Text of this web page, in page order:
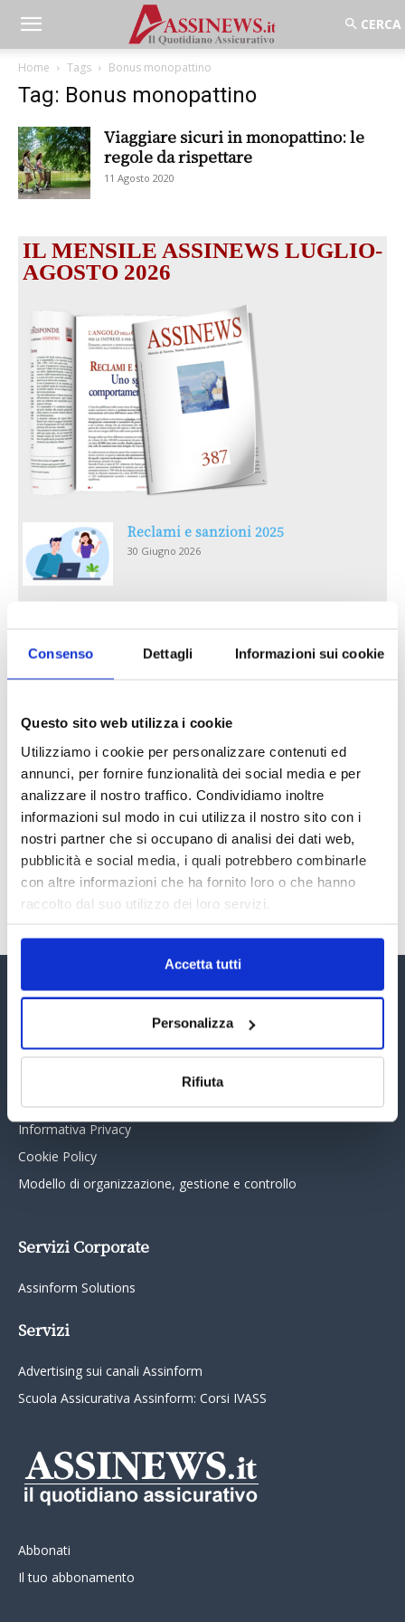
Consenso Dettagli Informazioni sui cookie
Questo sito web utilizza i cookie
Utilizziamo i cookie per personalizzare contenuti ed
annunci, per fornire funzionalità dei social media e per
analizzare il nostro traffico. Condividiamo inoltre
informazioni sul modo in cui utilizza il nostro sito con i
nostri partner che si occupano di analisi dei dati web,
pubblicità e social media, i quali potrebbero combinarle
con altre informazioni che ha fornito loro o che hanno
raccolto dal suo utilizzo dei loro servizi.
Accetta tutti
Personalizza
Rifiuta
Home Tags Bonus monopattino
Tag: Bonus monopattino
Viaggiare sicuri in monopattino: le
regole da rispettare
11 Agosto 2020
IL MENSILE ASSINEWS LUGLIO-
AGOSTO 2026
Reclami e sanzioni 2025
30 Giugno 2026
30 Giugno 2026
30 Giugno 2026
PREMI 2025. I TOP TEN
30 Giugno 2026
TUTTI GLI ARTICOLI DEL MESE
Assinform Editore
Chi siamo
Collabora con noi
Informativa Privacy
Cookie Policy
Modello di organizzazione, gestione e controllo
Servizi Corporate
Assinform Solutions
Servizi
Advertising sui canali Assinform
Scuola Assicurativa Assinform: Corsi IVASS
Abbonati
Il tuo abbonamento